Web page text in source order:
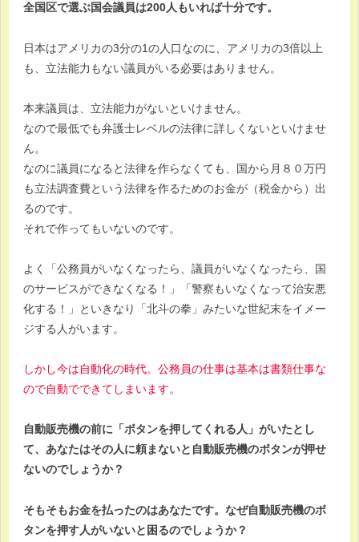
全国区で選ぶ国会議員は200人もいれば十分です。
日本はアメリカの3分の1の人口なのに、アメリカの3倍以上
も、立法能力もない議員がいる必要はありません。
本来議員は、立法能力がないといけません。
なので最低でも弁護士レベルの法律に詳しくないといけませ
ん。
なのに議員になると法律を作らなくても、国から月８０万円
も立法調査費という法律を作るためのお金が（税金から）出
るのです。
それで作ってもいないのです。
よく「公務員がいなくなったら、議員がいなくなったら、国
のサービスができなくなる！」「警察もいなくなって治安悪
化する！」といきなり「北斗の拳」みたいな世紀末をイメー
ジする人がいます。
しかし今は自動化の時代。公務員の仕事は基本は書類仕事な
ので自動でできてしまいます。
自動販売機の前に「ボタンを押してくれる人」がいたとし
て、あなたはその人に頼まないと自動販売機のボタンが押せ
ないのでしょうか？
そもそもお金を払ったのはあなたです。なぜ自動販売機のボ
タンを押す人がいないと困るのでしょうか？